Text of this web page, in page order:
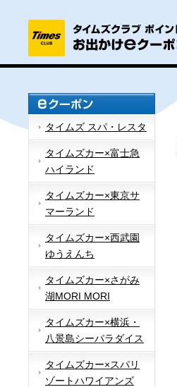
タイムズ スパ・レスタ
タイムズカー×富士急
ハイランド
タイムズカー×東京サ
マーランド
タイムズカー×西武園
ゆうえんち
タイムズカー×さがみ
湖MORI MORI
タイムズカー×横浜・
八景島シーパラダイス
タイムズカー×スパリ
ゾートハワイアンズ